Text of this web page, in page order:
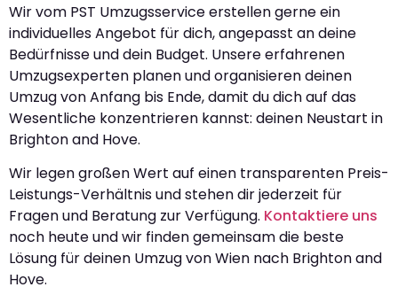
Wir vom PST Umzugsservice erstellen gerne ein
individuelles Angebot für dich, angepasst an deine
Bedürfnisse und dein Budget. Unsere erfahrenen
Umzugsexperten planen und organisieren deinen
Umzug von Anfang bis Ende, damit du dich auf das
Wesentliche konzentrieren kannst: deinen Neustart in
Brighton and Hove.
Wir legen großen Wert auf einen transparenten Preis-
Leistungs-Verhältnis und stehen dir jederzeit für
Fragen und Beratung zur Verfügung. Kontaktiere uns
noch heute und wir finden gemeinsam die beste
Lösung für deinen Umzug von Wien nach Brighton and
Hove.